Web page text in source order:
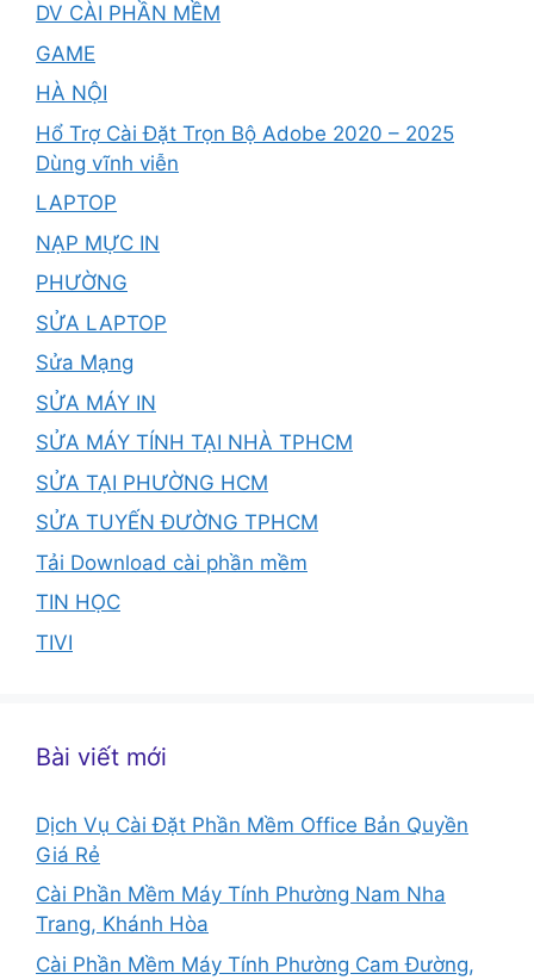
DV CÀI PHẦN MỀM
GAME
HÀ NỘI
Hổ Trợ Cài Đặt Trọn Bộ Adobe 2020 – 2025
Dùng vĩnh viễn
LAPTOP
NẠP MỰC IN
PHƯỜNG
SỬA LAPTOP
Sửa Mạng
SỬA MÁY IN
SỬA MÁY TÍNH TẠI NHÀ TPHCM
SỬA TẠI PHƯỜNG HCM
SỬA TUYẾN ĐƯỜNG TPHCM
Tải Download cài phần mềm
TIN HỌC
TIVI
Bài viết mới
Dịch Vụ Cài Đặt Phần Mềm Office Bản Quyền
Giá Rẻ
Cài Phần Mềm Máy Tính Phường Nam Nha
Trang, Khánh Hòa
Cài Phần Mềm Máy Tính Phường Cam Đường,